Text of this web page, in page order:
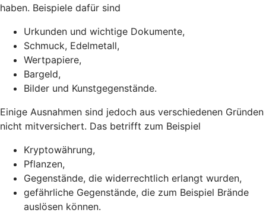
haben. Beispiele dafür sind
Urkunden und wichtige Dokumente,
Schmuck, Edelmetall,
Wertpapiere,
Bargeld,
Bilder und Kunstgegenstände.
Einige Ausnahmen sind jedoch aus verschiedenen Gründen
nicht mitversichert. Das betrifft zum Beispiel
Kryptowährung,
Pflanzen,
Gegenstände, die widerrechtlich erlangt wurden,
gefährliche Gegenstände, die zum Beispiel Brände
auslösen können.